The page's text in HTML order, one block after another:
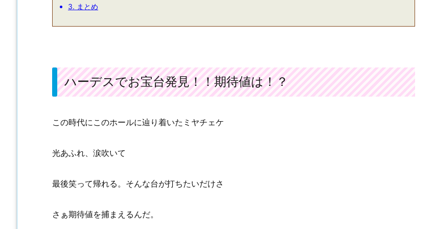
3. まとめ
ハーデスでお宝台発見！！期待値は！？
この時代にこのホールに辿り着いたミヤチェケ
光あふれ、涙吹いて
最後笑って帰れる。そんな台が打ちたいだけさ
さぁ期待値を捕まえるんだ。